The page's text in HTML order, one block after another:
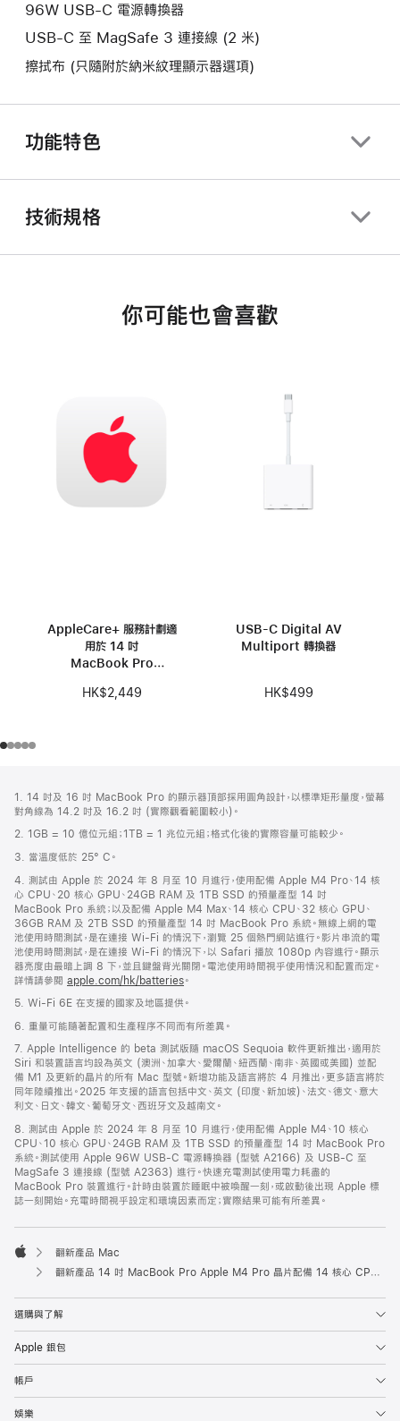
96W USB-C 電源轉換器
USB-C 至 MagSafe 3 連接線 (2 米)
擦拭布 (只隨附於納米紋理顯示器選項)
功能特色
技術規格
你可能也會喜歡
AppleCare+ 服務計劃適
用於 14 吋
MacBook Pro
HK$2,449
USB-C Digital AV
Multiport 轉換器
HK$499
腳
腳
1. 14 吋及 16 吋 MacBook Pro 的顯示器頂部採用圓角設計，以標準矩形量度，螢幕
對角線為 14.2 吋及 16.2 吋 (實際觀看範圍較小)。
2. 1GB = 10 億位元組；1TB = 1 兆位元組；格式化後的實際容量可能較少。
3. 當溫度低於 25° C。
4. 測試由 Apple 於 2024 年 8 月至 10 月進行，使用配備 Apple M4 Pro、14 核
心 CPU、20 核心 GPU、24GB RAM 及 1TB SSD 的預量產型 14 吋
MacBook Pro 系統；以及配備 Apple M4 Max、14 核心 CPU、32 核心 GPU、
36GB RAM 及 2TB SSD 的預量產型 14 吋 MacBook Pro 系統。無線上網的電
池使用時間測試，是在連接 Wi-Fi 的情況下，瀏覽 25 個熱門網站進行。影片串流的電
池使用時間測試，是在連接 Wi-Fi 的情況下，以 Safari 播放 1080p 內容進行。顯示
器亮度由最暗上調 8 下，並且鍵盤背光關閉。電池使用時間視乎使用情況和配置而定。
詳情請參閱 apple.com/hk/batteries。
5. Wi-Fi 6E 在支援的國家及地區提供。
6. 重量可能隨著配置和生產程序不同而有所差異。
7. Apple Intelligence 的 beta 測試版隨 macOS Sequoia 軟件更新推出，適用於
Siri 和裝置語言均設為英文 (澳洲、加拿大、愛爾蘭、紐西蘭、南非、英國或美國) 並配
備 M1 及更新的晶片的所有 Mac 型號。新增功能及語言將於 4 月推出，更多語言將於
同年陸續推出。2025 年支援的語言包括中文、英文 (印度、新加坡)、法文、德文、意大
利文、日文、韓文、葡萄牙文、西班牙文及越南文。
8. 測試由 Apple 於 2024 年 8 月至 10 月進行，使用配備 Apple M4、10 核心
CPU、10 核心 GPU、24GB RAM 及 1TB SSD 的預量產型 14 吋 MacBook Pro
系統。測試使用 Apple 96W USB-C 電源轉換器 (型號 A2166) 及 USB-C 至
MagSafe 3 連接線 (型號 A2363) 進行。快速充電測試使用電力耗盡的
MacBook Pro 裝置進行。計時由裝置於睡眠中被喚醒一刻，或啟動後出現 Apple 標
誌一刻開始。充電時間視乎設定和環境因素而定；實際結果可能有所差異。
Apple
翻新產品 Mac
翻新產品 14 吋 MacBook Pro Apple M4 Pro 晶片配備 14 核心 CPU 及 20 核心 GPU、納米紋理顯示器 - 太空黑
選購與了解
Apple 銀包
帳戶
娛樂